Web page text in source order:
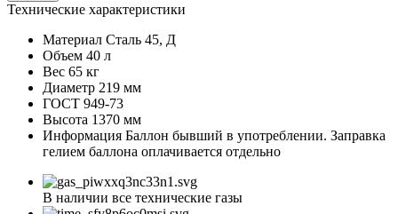
Технические характеристики
Материал Сталь 45, Д
Объем 40 л
Вес 65 кг
Диаметр 219 мм
ГОСТ 949-73
Высота 1370 мм
Информация Баллон бывший в употреблении. Заправка
гелием баллона оплачивается отдельно
В наличии все технические газы